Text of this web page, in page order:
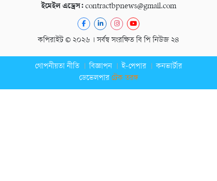
ইমেইল এড্রেস:contractbpnews@gmail.com
কপিরাইট © ২০২৬ । সর্বস্ব সংরক্ষিত বি পি নিউজ ২৪
গোপনীয়তা নীতি বিজ্ঞাপন ই-পেপার
কনভার্টার
ডেভেলপার টেক তরঙ্গ